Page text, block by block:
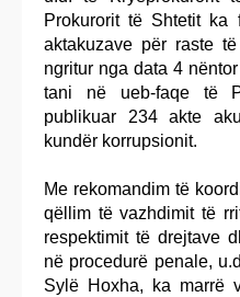
Prokurorit të Shtetit
aktakuzave për raste
ngritur nga data 4
tani në ueb-faqe të
publikuar 234 akte
kundër korrupsionit.
Me rekomandim të
qëllim të vazhdimit të
respektimit të drejtave
në procedurë penale,
Sylë Hoxha, ka marrë